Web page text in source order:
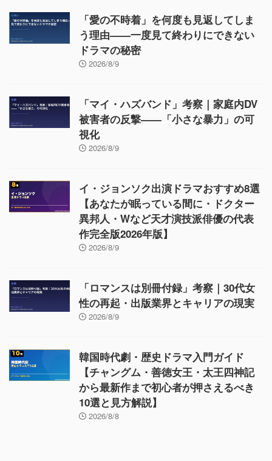
「愛の不時着」を何度も見返してしま
う理由——一度見て終わりにできない
ドラマの秘密
2026/8/9
「マイ・ハズバンド」考察｜家庭内DV
被害者の反撃——「小さな暴力」の可
視化
2026/8/9
イ・ジョンソク出演ドラマおすすめ8選
【あなたが眠っている間に・ドクター
異邦人・Wなど天才演技派俳優の代表
作完全版2026年版】
2026/8/9
「ロマンスは別冊付録」考察｜30代女
性の再起・出版業界とキャリアの現実
2026/8/9
韓国時代劇・歴史ドラマ入門ガイド
【チャングム・善徳女王・太王四神記
から最新作まで初心者が押さえるべき
10選と見方解説】
2026/8/8